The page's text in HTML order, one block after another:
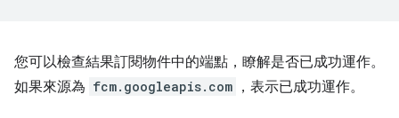
您可以檢查結果訂閱物件中的端點，瞭解是否已成功運作。
如果來源為 fcm.googleapis.com ，表示已成功運作。